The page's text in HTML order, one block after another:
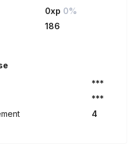
0xp 0%
186
***
***
4